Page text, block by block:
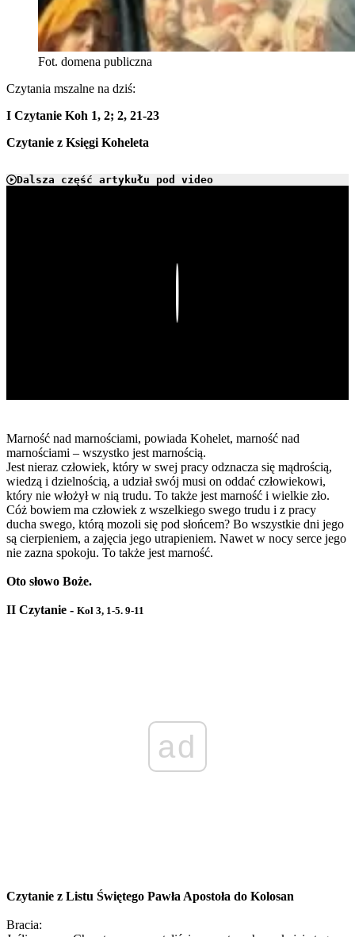
Fot. domena publiczna
Czytania mszalne na dziś:
I Czytanie Koh 1, 2; 2, 21-23
Czytanie z Księgi Koheleta
Dalsza część artykułu pod video
Marność nad marnościami, powiada Kohelet, marność nad
marnościami – wszystko jest marnością.
Jest nieraz człowiek, który w swej pracy odznacza się mądrością,
wiedzą i dzielnością, a udział swój musi on oddać człowiekowi,
który nie włożył w nią trudu. To także jest marność i wielkie zło.
Cóż bowiem ma człowiek z wszelkiego swego trudu i z pracy
ducha swego, którą mozoli się pod słońcem? Bo wszystkie dni jego
są cierpieniem, a zajęcia jego utrapieniem. Nawet w nocy serce jego
nie zazna spokoju. To także jest marność.
Oto słowo Boże.
II Czytanie - Kol 3, 1-5. 9-11
ad
Czytanie z Listu Świętego Pawła Apostoła do Kolosan
Bracia: